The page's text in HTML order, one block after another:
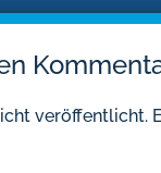
veröffentlicht.